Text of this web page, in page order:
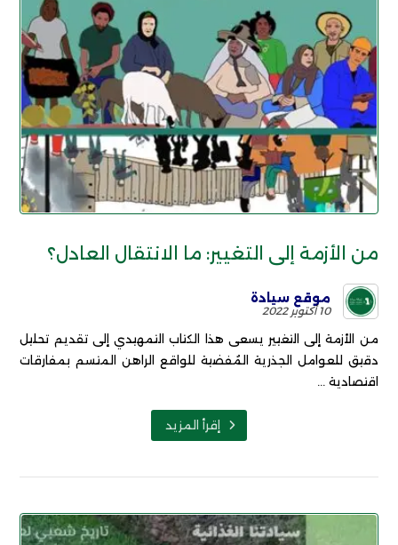
من الأزمة إلى التغيير: ما الانتقال العادل؟
موقع سيادة
10 أكتوبر 2022
من الأزمة إلى التغيير يسعى هذا الكتاب التمهيدي إلى تقديم تحليل
دقيق للعوامل الجذرية المُفضية للواقع الراهن المتسم بمفارقات
اقتصادية ...
إقرأ المزيد